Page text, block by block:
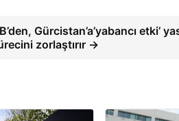
Gürcistan’a’yabancı etki’
zorlaştırır →